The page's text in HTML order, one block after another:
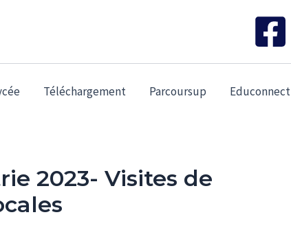
Téléchargement Parcoursup Educonnect
2023- Visites de